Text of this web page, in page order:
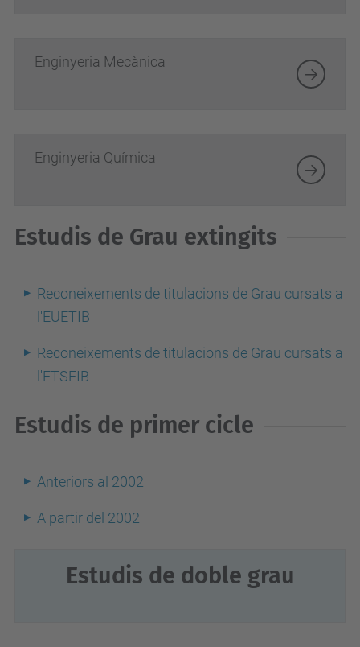
Enginyeria Mecànica
Enginyeria Química
Estudis de Grau extingits
Reconeixements de titulacions de Grau cursats a
l'EUETIB
Reconeixements de titulacions de Grau cursats a
l'ETSEIB
Estudis de primer cicle
Anteriors al 2002
A partir del 2002
Estudis de doble grau